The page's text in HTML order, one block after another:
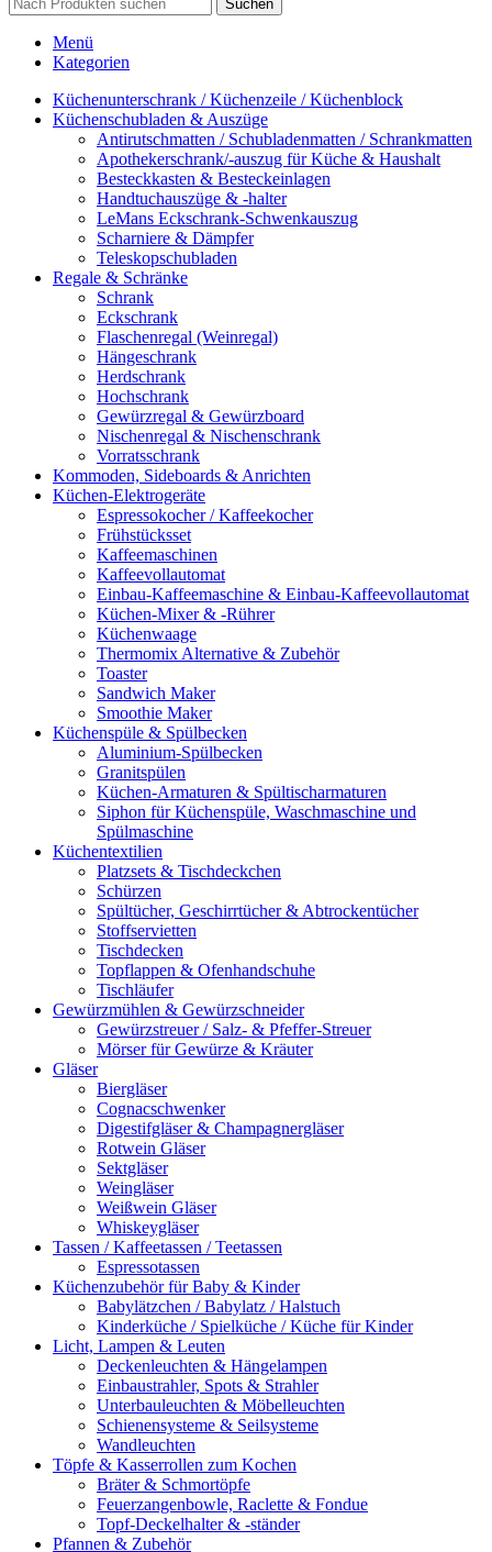
Suchen
Menü
Kategorien
Küchenunterschrank / Küchenzeile / Küchenblock
Küchenschubladen & Auszüge
Antirutschmatten / Schubladenmatten / Schrankmatten
Apothekerschrank/-auszug für Küche & Haushalt
Besteckkasten & Besteckeinlagen
Handtuchauszüge & -halter
LeMans Eckschrank-Schwenkauszug
Scharniere & Dämpfer
Teleskopschubladen
Regale & Schränke
Schrank
Eckschrank
Flaschenregal (Weinregal)
Hängeschrank
Herdschrank
Hochschrank
Gewürzregal & Gewürzboard
Nischenregal & Nischenschrank
Vorratsschrank
Kommoden, Sideboards & Anrichten
Küchen-Elektrogeräte
Espressokocher / Kaffeekocher
Frühstücksset
Kaffeemaschinen
Kaffeevollautomat
Einbau-Kaffeemaschine & Einbau-Kaffeevollautomat
Küchen-Mixer & -Rührer
Küchenwaage
Thermomix Alternative & Zubehör
Toaster
Sandwich Maker
Smoothie Maker
Küchenspüle & Spülbecken
Aluminium-Spülbecken
Granitspülen
Küchen-Armaturen & Spültischarmaturen
Siphon für Küchenspüle, Waschmaschine und
Spülmaschine
Küchentextilien
Platzsets & Tischdeckchen
Schürzen
Spültücher, Geschirrtücher & Abtrockentücher
Stoffservietten
Tischdecken
Topflappen & Ofenhandschuhe
Tischläufer
Gewürzmühlen & Gewürzschneider
Gewürzstreuer / Salz- & Pfeffer-Streuer
Mörser für Gewürze & Kräuter
Gläser
Biergläser
Cognacschwenker
Digestifgläser & Champagnergläser
Rotwein Gläser
Sektgläser
Weingläser
Weißwein Gläser
Whiskeygläser
Tassen / Kaffeetassen / Teetassen
Espressotassen
Küchenzubehör für Baby & Kinder
Babylätzchen / Babylatz / Halstuch
Kinderküche / Spielküche / Küche für Kinder
Licht, Lampen & Leuten
Deckenleuchten & Hängelampen
Einbaustrahler, Spots & Strahler
Unterbauleuchten & Möbelleuchten
Schienensysteme & Seilsysteme
Wandleuchten
Töpfe & Kasserrollen zum Kochen
Bräter & Schmortöpfe
Feuerzangenbowle, Raclette & Fondue
Topf-Deckelhalter & -ständer
Pfannen & Zubehör